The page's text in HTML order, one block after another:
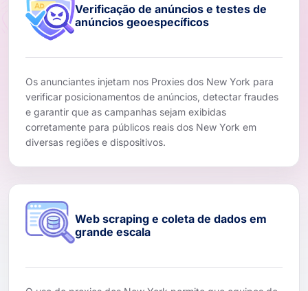
Verificação de anúncios e testes de
anúncios geoespecíficos
Os anunciantes injetam nos Proxies dos New York para
verificar posicionamentos de anúncios, detectar fraudes
e garantir que as campanhas sejam exibidas
corretamente para públicos reais dos New York em
diversas regiões e dispositivos.
Web scraping e coleta de dados em
grande escala